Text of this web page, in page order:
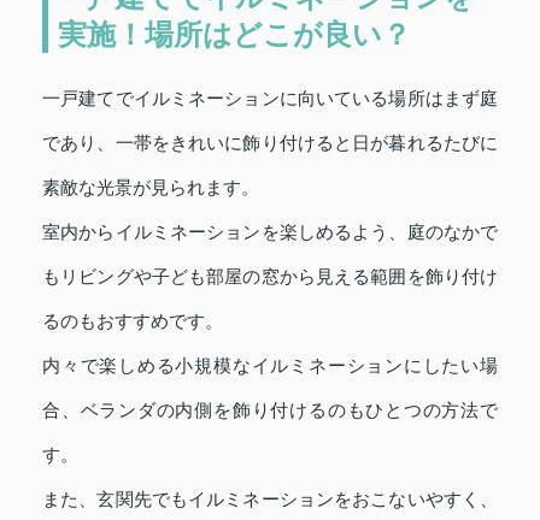
実施！場所はどこが良い？
一戸建てでイルミネーションに向いている場所はまず庭
であり、一帯をきれいに飾り付けると日が暮れるたびに
素敵な光景が見られます。
室内からイルミネーションを楽しめるよう、庭のなかで
もリビングや子ども部屋の窓から見える範囲を飾り付け
るのもおすすめです。
内々で楽しめる小規模なイルミネーションにしたい場
合、ベランダの内側を飾り付けるのもひとつの方法で
す。
また、玄関先でもイルミネーションをおこないやすく、